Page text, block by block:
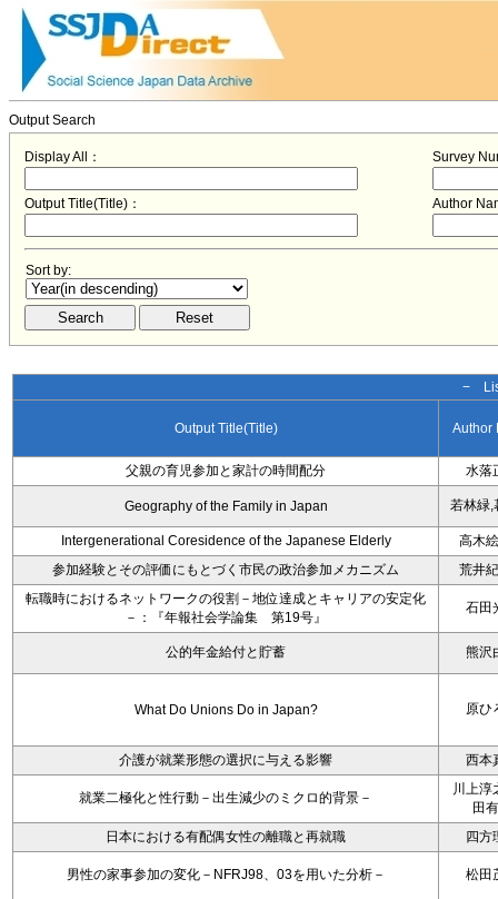
Output Search
Display All： Survey
Output Title(Title)： Author
Sort by:
−
Output Title(Title) Author
父親の育児参加と家計の時間配分 水落
Geography of the Family in Japan 若林緑,
Intergenerational Coresidence of the Japanese Elderly
高木
参加経験とその評価にもとづく市民の政治参加メカニズム
荒井
転職時におけるネットワークの役割－地位達成とキャリアの安定化
－：『年報社会学論集 第19号』
石田
公的年金給付と貯蓄 熊沢
What Do Unions Do in Japan? 原ひ
介護が就業形態の選択に与える影響 西本
就業二極化と性行動－出生減少のミクロ的背景－
川上淳
田
日本における有配偶女性の離職と再就職
四方
男性の家事参加の変化－NFRJ98、03を用いた分析－ 松田